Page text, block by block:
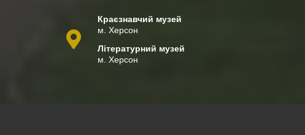
Краєзнавчий музей
м. Херсон
Літературний музей
м. Херсон